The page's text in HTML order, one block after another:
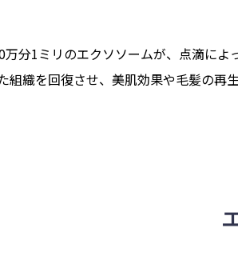
万分1ミリのエクソソームが、点滴に
組織を回復させ、美肌効果や毛髪の再